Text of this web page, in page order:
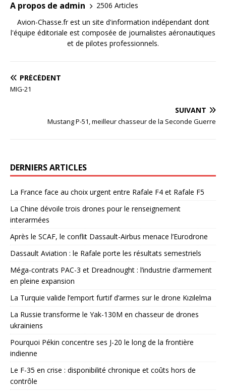
A propos de admin
2506 Articles
Avion-Chasse.fr est un site d'information indépendant dont
l'équipe éditoriale est composée de journalistes aéronautiques
et de pilotes professionnels.
PRÉCÉDENT
MIG-21
SUIVANT
Mustang P-51, meilleur chasseur de la Seconde Guerre
DERNIERS ARTICLES
La France face au choix urgent entre Rafale F4 et Rafale F5
La Chine dévoile trois drones pour le renseignement
interarmées
Après le SCAF, le conflit Dassault-Airbus menace l’Eurodrone
Dassault Aviation : le Rafale porte les résultats semestriels
Méga-contrats PAC-3 et Dreadnought : l’industrie d’armement
en pleine expansion
La Turquie valide l’emport furtif d’armes sur le drone Kızılelma
La Russie transforme le Yak-130M en chasseur de drones
ukrainiens
Pourquoi Pékin concentre ses J-20 le long de la frontière
indienne
Le F-35 en crise : disponibilité chronique et coûts hors de
contrôle